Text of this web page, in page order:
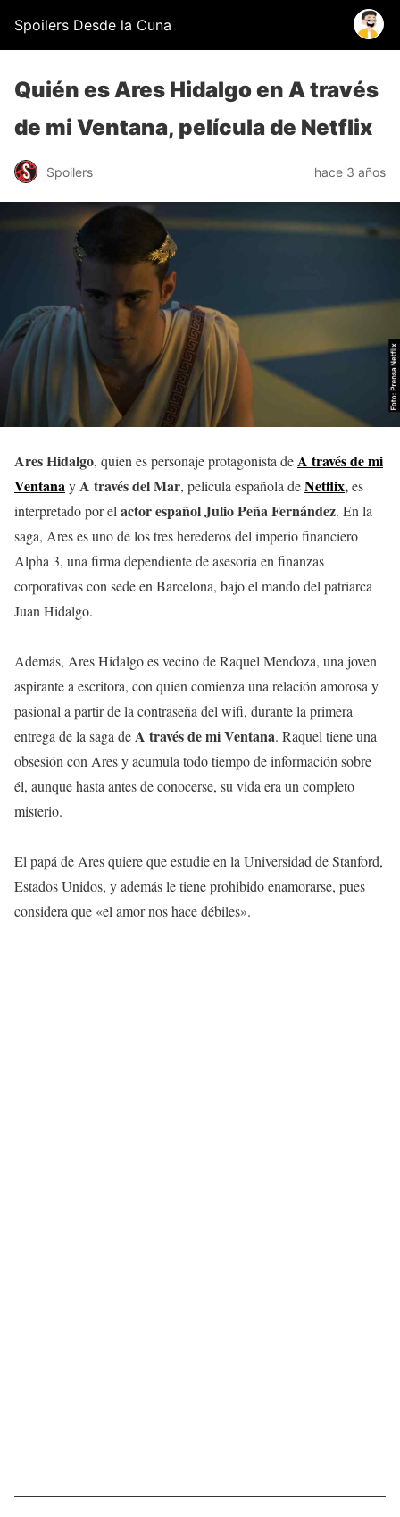
Spoilers Desde la Cuna
Quién es Ares Hidalgo en A través
de mi Ventana, película de Netflix
Spoilers hace 3 años
Ares Hidalgo, quien es personaje protagonista deA través de mi
VentanayA través del Mar, película española deNetflix,es
interpretado por el actor español Julio Peña Fernández. En la
saga, Ares es uno de los tres herederos del imperio financiero
Alpha 3, una firma dependiente de asesoría en finanzas
corporativas con sede en Barcelona, bajo el mando del patriarca
Juan Hidalgo.
Además, Ares Hidalgo es vecino de Raquel Mendoza, una joven
aspirante a escritora, con quien comienza una relación amorosa y
pasional a partir de la contraseña del wifi, durante la primera
entrega de la saga deA través de mi Ventana. Raquel tiene una
obsesión con Ares y acumula todo tiempo de información sobre
él, aunque hasta antes de conocerse, su vida era un completo
misterio.
El papá de Ares quiere que estudie en la Universidad de Stanford,
Estados Unidos, y además le tiene prohibido enamorarse, pues
considera que «el amor nos hace débiles».